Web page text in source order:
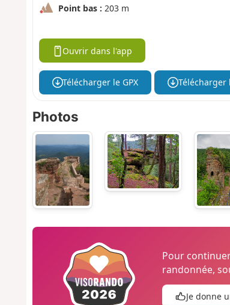
Point bas : 203 m
Ouvrir dans l'app
Télécharger le GPX Télécharger
Photos
Pour
randonnée,
Je donne